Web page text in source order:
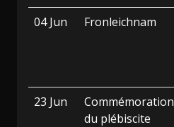
04 Jun
Fronleichnam
23 Jun
Commémoration
du plébiscite